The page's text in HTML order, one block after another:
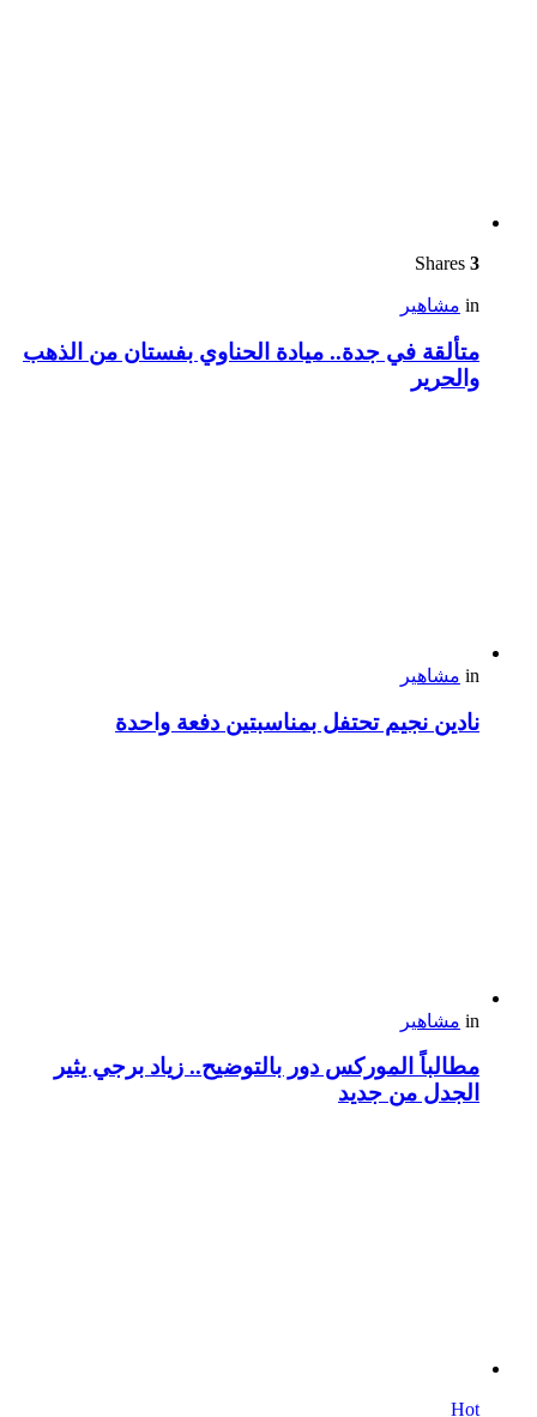
3
in مشاهير
متألقة في جدة.. ميادة الحناوي بفستان من الذهب
والحرير
in مشاهير
نادين نجيم تحتفل بمناسبتين دفعة واحدة
in مشاهير
مطالباً الموركس دور بالتوضيح.. زياد برجي يثير
الجدل من جديد
Hot